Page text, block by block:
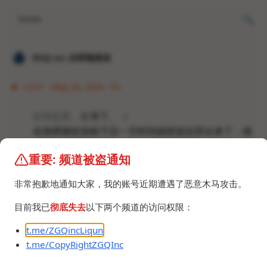
𝐙𝐆𝐐 ɪɴᴄ.的唠嗑频道
空，只是打个草稿出来，因为我太急了
重要: 频道被盗通知
非常抱歉地通知大家，我的账号近期遭遇了恶意木马攻击。
目前我已彻底失去以下两个频道的访问权限：
t.me/ZGQincLiqun
t.me/CopyRightZGQInc